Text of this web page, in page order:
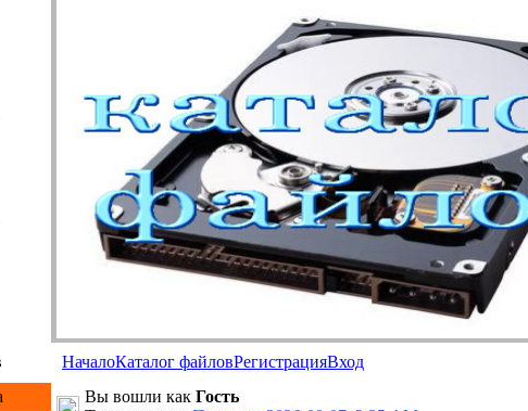
НачалоКаталог файловРегистрацияВход
Вы вошли как Гость